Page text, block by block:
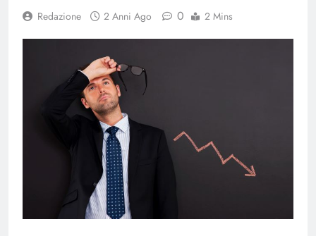
Redazione 2 Anni Ago 0 2 Mins